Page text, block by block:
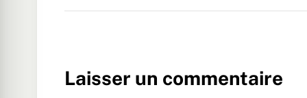
Laisser un commentaire